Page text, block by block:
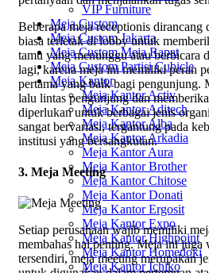
VIP Furniture
Meja Custom
Meja Custom Jakarta
Meja Custom Meja Rapat
Meja Custom Partisi Cubicle
Meja Kantor
Meja Kantor Activ
Meja Kantor Aditech
Meja Kantor Alba
Meja Kantor Arkadia
Meja Kantor Aura
Meja Kantor Brother
Meja Kantor Chitose
Meja Kantor Donati
Meja Kantor Ergosit
Meja Kantor Expo
Meja Kantor Highpoint
Meja Kantor Homedoki
Meja Kantor Ichiko
Beberapa meja receptionis
biasa terletak di lobby untuk
tamu yang menunggu atau berbicara
lagi, karena meja ini memiliki peran
pertama yang baik bagi pengunjung.
lalu lintas pengunjung dan
diperlukan untuk berbagai jenis
sangat bervariasi, tergantung pada
institusi yang bersangkutan.
3. Meja Meeting
Setiap perusahaan wajib memiliki
membahas hal penting. Meja ini juga
tersendiri, meja meeting merupakan